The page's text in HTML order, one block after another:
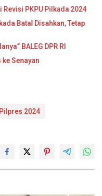
Revisi PKPU Pilkada 2024
Batal Disahkan, Tetap
BALEG DPR RI
Senayan
Pilpres 2024